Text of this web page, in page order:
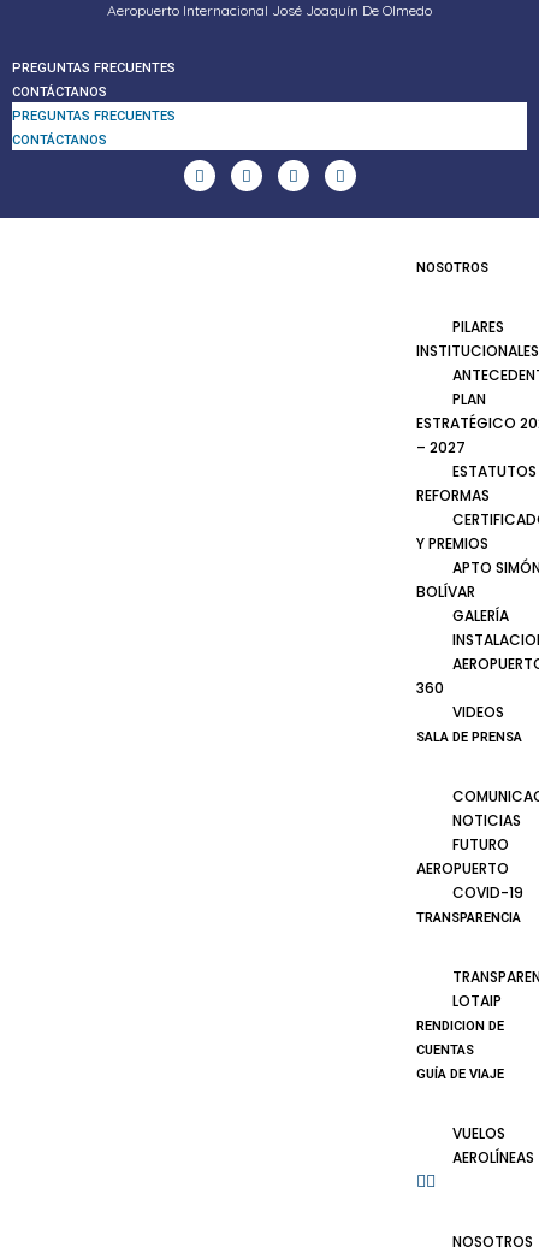
Aeropuerto Internacional José Joaquín De Olmedo
PREGUNTAS FRECUENTES
CONTÁCTANOS
PREGUNTAS FRECUENTES
CONTÁCTANOS
NOSOTROS
PILARES
INSTITUCIONALES
PLAN
ESTRATÉGICO
– 2027
ESTATUTOS
REFORMAS
Y PREMIOS
APTO
BOLÍVAR
GALERÍA
360
VIDEOS
SALA DE PRENSA
NOTICIAS
FUTURO
AEROPUERTO
COVID-19
TRANSPARENCIA
LOTAIP
RENDICION DE
CUENTAS
GUÍA DE VIAJE
VUELOS
AEROLÍNEAS
NOSOTROS